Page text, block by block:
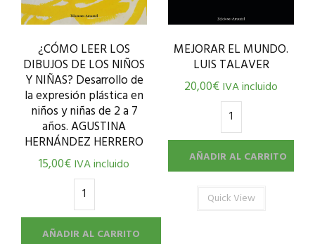
¿CÓMO LEER LOS
DIBUJOS DE LOS NIÑOS
Y NIÑAS? Desarrollo de
la expresión plástica en
niños y niñas de 2 a 7
años. AGUSTINA
HERNÁNDEZ HERRERO
15,00€IVA incluido
AÑADIR AL CARRITO
MEJORAR EL MUNDO.
LUIS TALAVER
20,00€IVA incluido
AÑADIR AL CARRITO
Quick View